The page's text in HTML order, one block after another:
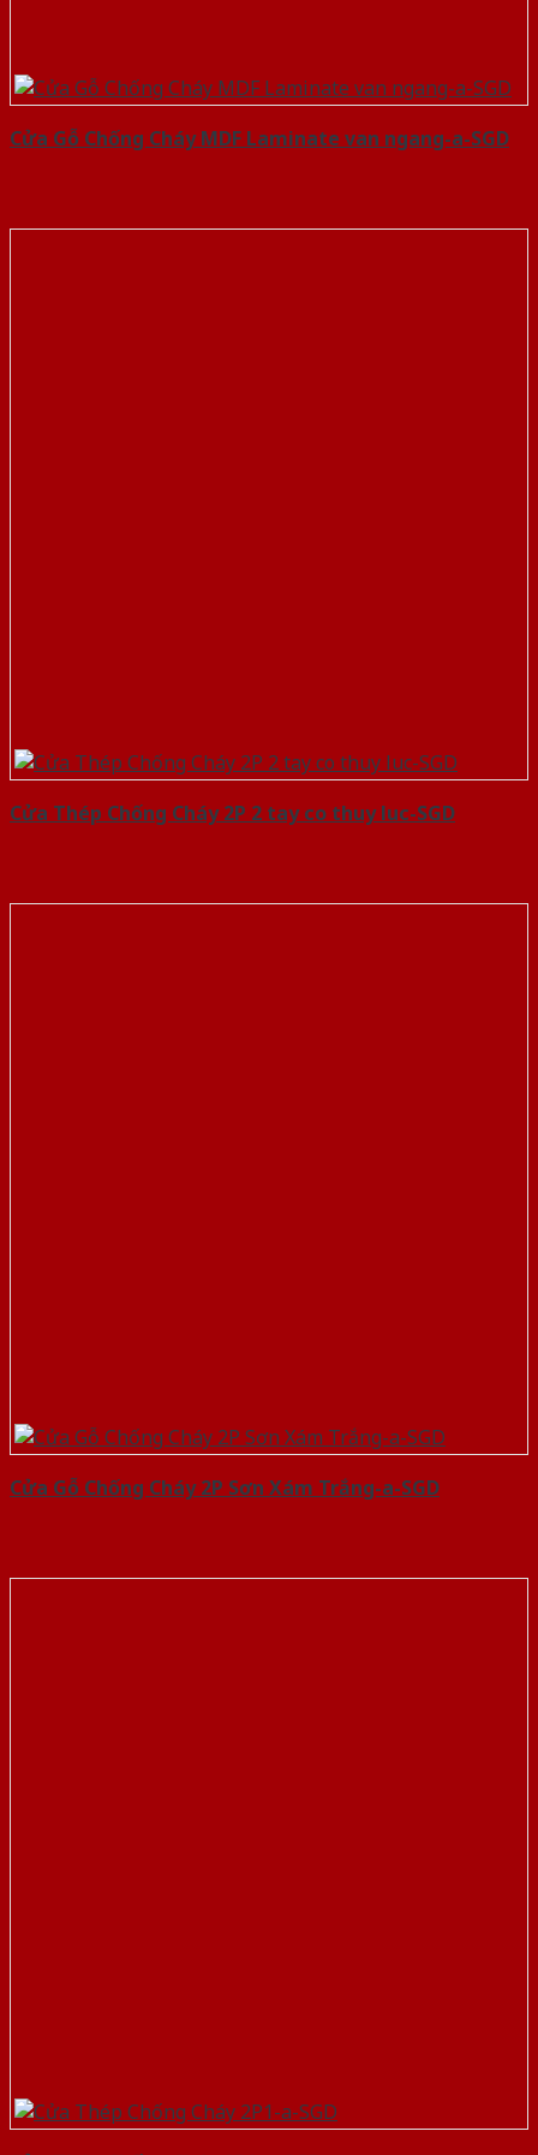
Cửa Gỗ Chống Cháy MDF Laminate van ngang-a-SGD
Cửa Thép Chống Cháy 2P 2 tay co thuy luc-SGD
Cửa Gỗ Chống Cháy 2P Sơn Xám Trắng-a-SGD